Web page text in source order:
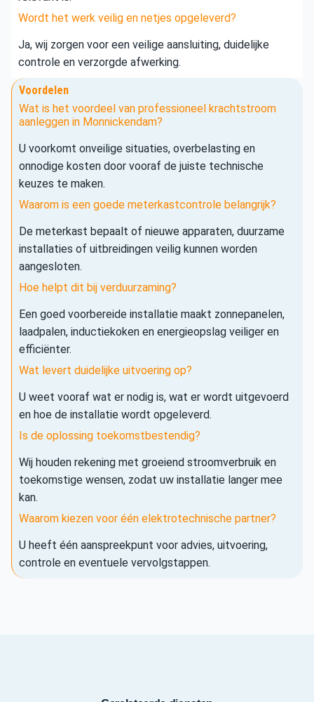
Wordt het werk veilig en netjes opgeleverd?
Ja, wij zorgen voor een veilige aansluiting, duidelijke
controle en verzorgde afwerking.
Voordelen
Wat is het voordeel van professioneel krachtstroom
aanleggen in Monnickendam?
U voorkomt onveilige situaties, overbelasting en
onnodige kosten door vooraf de juiste technische
keuzes te maken.
Waarom is een goede meterkastcontrole belangrijk?
De meterkast bepaalt of nieuwe apparaten, duurzame
installaties of uitbreidingen veilig kunnen worden
aangesloten.
Hoe helpt dit bij verduurzaming?
Een goed voorbereide installatie maakt zonnepanelen,
laadpalen, inductiekoken en energieopslag veiliger en
efficiënter.
Wat levert duidelijke uitvoering op?
U weet vooraf wat er nodig is, wat er wordt uitgevoerd
en hoe de installatie wordt opgeleverd.
Is de oplossing toekomstbestendig?
Wij houden rekening met groeiend stroomverbruik en
toekomstige wensen, zodat uw installatie langer mee
kan.
Waarom kiezen voor één elektrotechnische partner?
U heeft één aanspreekpunt voor advies, uitvoering,
controle en eventuele vervolgstappen.